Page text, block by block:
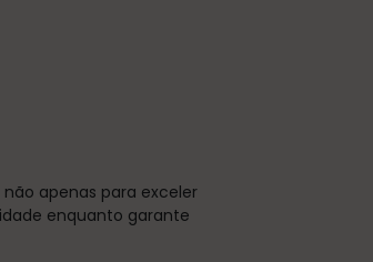
apenas para exceler
enquanto garante